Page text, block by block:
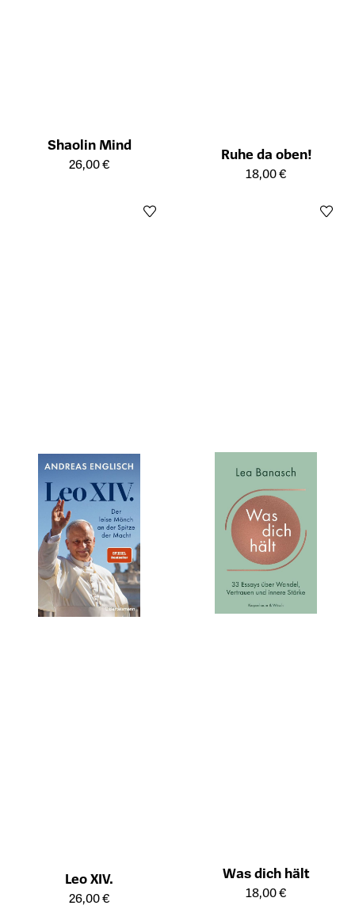
Shaolin Mind
Öffnet die Detailseite des Produkts
26,00 €
Ruhe da oben!
Öffnet die Detailseite des
18,00 €
Leo XIV.
Öffnet die Detailseite des Produkts
26,00 €
Was dich hält
Öffnet die Detailseite des
18,00 €